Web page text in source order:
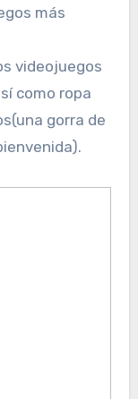
más
videojuegos
como ropa
gorra de